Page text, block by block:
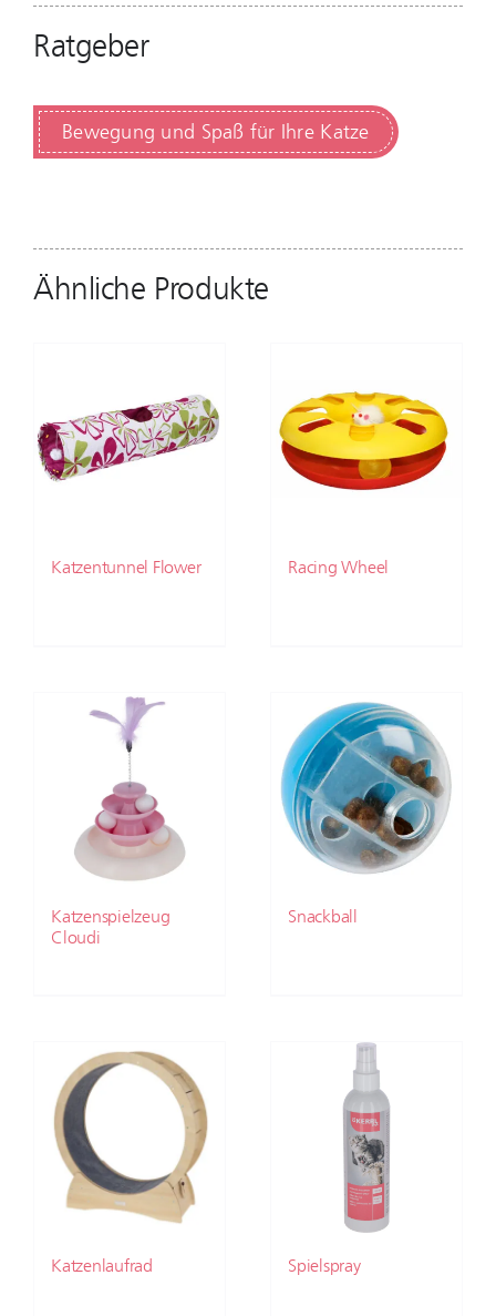
Ratgeber
Bewegung und Spaß für Ihre Katze
Ähnliche Produkte
Katzentunnel Flower Racing Wheel
Katzenspielzeug
Cloudi
Snackball
Katzenlaufrad Spielspray